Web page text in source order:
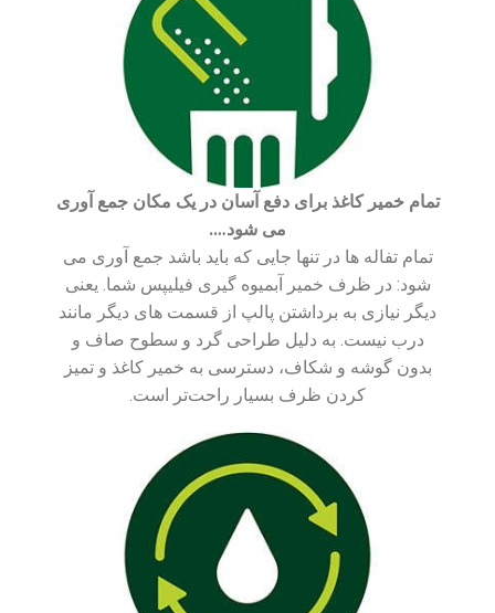
تمام خمیر کاغذ برای دفع آسان در یک مکان جمع آوری
می شود….
تمام تفاله ها در تنها جایی که باید باشد جمع آوری می
شود: در ظرف خمیر آبمیوه گیری فیلیپس شما. یعنی
دیگر نیازی به برداشتن پالپ از قسمت های دیگر مانند
درب نیست. به دلیل طراحی گرد و سطوح صاف و
بدون گوشه و شکاف، دسترسی به خمیر کاغذ و تمیز
کردن ظرف بسیار راحت‌تر است.